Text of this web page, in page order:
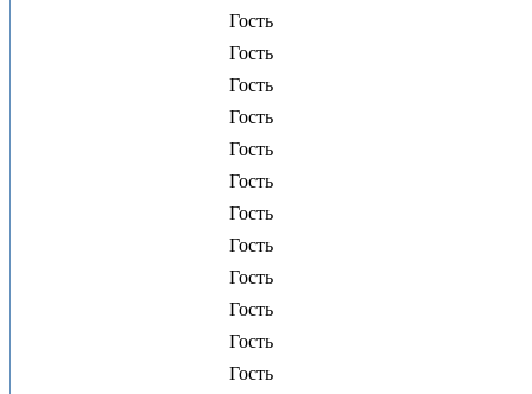
Гость
Гость
Гость
Гость
Гость
Гость
Гость
Гость
Гость
Гость
Гость
Гость